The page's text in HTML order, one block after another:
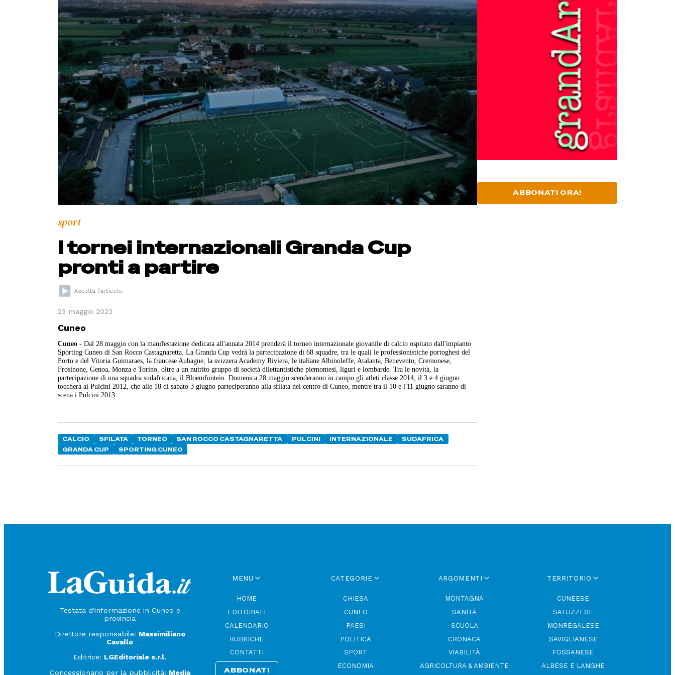
sport
I tornei internazionali Granda Cup
pronti a partire
23 maggio 2023
Cuneo
Cuneo - Dal 28 maggio con la manifestazione dedicata all'annata 2014 prenderà il torneo internazionale giovanile di calcio ospitato dall'impianto
Sporting Cuneo di San Rocco Castagnaretta. La Granda Cup vedrà la partecipazione di 68 squadre, tra le quali le professionistiche portoghesi del
Porto e del Vitoria Guimaraes, la francese Aubagne, la svizzera Academy Riviera, le italiane Albinoleffe, Atalanta, Benevento, Cremonese,
Frosinone, Genoa, Monza e Torino, oltre a un nutrito gruppo di società dilettantistiche piemontesi, liguri e lombarde. Tra le novità, la
partecipazione di una squadra sudafricana, il Bloemfontein. Domenica 28 maggio scenderanno in campo gli atleti classe 2014, il 3 e 4 giugno
toccherà ai Pulcini 2012, che alle 18 di sabato 3 giugno parteciperanno alla sfilata nel centro di Cuneo, mentre tra il 10 e l'11 giugno saranno di
scena i Pulcini 2013.
CALCIO SFILATA TORNEO SAN ROCCO CASTAGNARETTA PULCINI INTERNAZIONALE
SUDAFRICA
GRANDA CUP
SPORTING CUNEO
ABBONATI ORA!
Testata d'informazione in Cuneo e
provincia
Direttore responsabile: Massimiliano
Cavallo
Editrice: LGEditoriale s.r.l.
Concessionario per la pubblicità: Media
MENU
HOME
EDITORIALI
CALENDARIO
RUBRICHE
CONTATTI
ABBONATI
CATEGORIE
CHIESA
CUNEO
PAESI
POLITICA
SPORT
ECONOMIA
ARGOMENTI
MONTAGNA
SANITÀ
SCUOLA
CRONACA
VIABILITÀ
AGRICOLTURA & AMBIENTE
TERRITORIO
CUNEESE
SALUZZESE
MONREGALESE
SAVIGLIANESE
FOSSANESE
ALBESE E LANGHE